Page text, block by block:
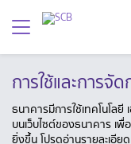
การใช้และการจั
ธนาคารมีการใช้เทคโนโล
บนเว็บไซต์ของธนาคาร เ
ยิ่งขึ้น โปรดอ่านรายละเอีย